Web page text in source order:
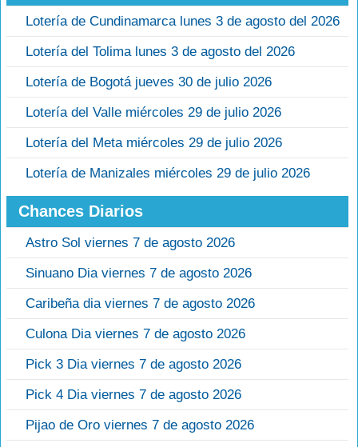
Lotería de Cundinamarca lunes 3 de agosto del 2026
Lotería del Tolima lunes 3 de agosto del 2026
Lotería de Bogotá jueves 30 de julio 2026
Lotería del Valle miércoles 29 de julio 2026
Lotería del Meta miércoles 29 de julio 2026
Lotería de Manizales miércoles 29 de julio 2026
Chances Diarios
Astro Sol viernes 7 de agosto 2026
Sinuano Dia viernes 7 de agosto 2026
Caribeña dia viernes 7 de agosto 2026
Culona Dia viernes 7 de agosto 2026
Pick 3 Dia viernes 7 de agosto 2026
Pick 4 Dia viernes 7 de agosto 2026
Pijao de Oro viernes 7 de agosto 2026